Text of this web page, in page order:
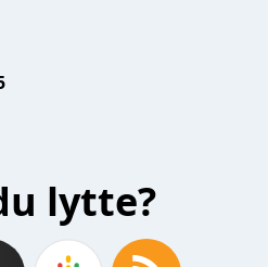
lytte?